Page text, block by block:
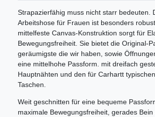
Strapazierfähig muss nicht starr bedeuten.
Arbeitshose für Frauen ist besonders
mittelfeste Canvas-Konstruktion sorgt für
Bewegungsfreiheit. Sie bietet die Original-
geräumigste die wir haben, sowie
eine mittelhohe Passform. mit dreifach
Hauptnähten und den für Carhartt
Taschen.
Weit geschnitten für eine bequeme
maximale Bewegungsfreiheit, gerades Bein